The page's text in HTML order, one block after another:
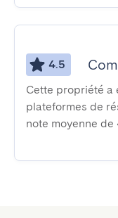
4.5
Cette propriété a
plateformes de
note moyenne